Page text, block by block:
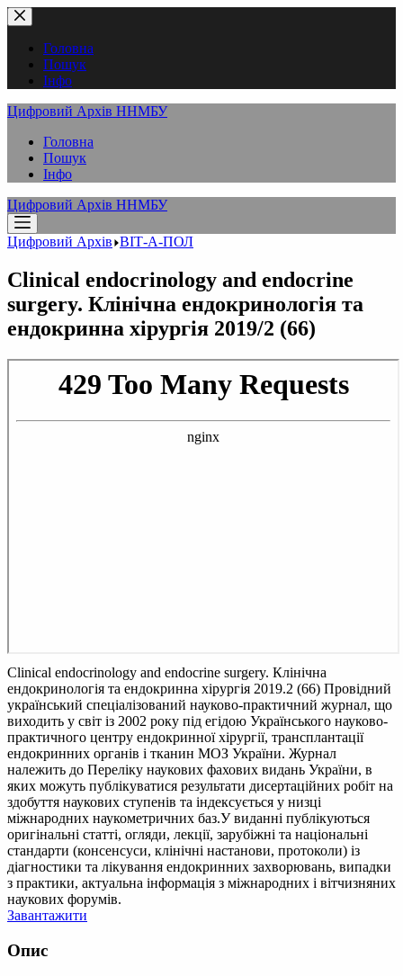
Перейти
до
вмістуГоловна
Пошук
Інфо
Цифровий Архів ННМБУ
Головна
Пошук
Інфо
Цифровий Архів ННМБУ
Цифровий Архів ВІТ-А-ПОЛ
Clinical endocrinology and endocrine
surgery. Клінічна ендокринологія та
ендокринна хірургія 2019/2 (66)
Clinical endocrinology and endocrine surgery. Клінічна
ендокринологія та ендокринна хірургія 2019.2 (66) Провідний
український спеціалізований науково-практичний журнал, що
виходить у світ із 2002 року під егідою Українського науково-
практичного центру ендокринної хірургії, трансплантації
ендокринних органів і тканин МОЗ України. Журнал
належить до Переліку наукових фахових видань України, в
яких можуть публікуватися результати дисертаційних робіт на
здобуття наукових ступенів та індексується у низці
міжнародних наукометричних баз.У виданні публікуються
оригінальні статті, огляди, лекції, зарубіжні та національні
стандарти (консенсуси, клінічні настанови, протоколи) із
діагностики та лікування ендокринних захворювань, випадки
з практики, актуальна інформація з міжнародних і вітчизняних
наукових форумів.
Завантажити
Опис